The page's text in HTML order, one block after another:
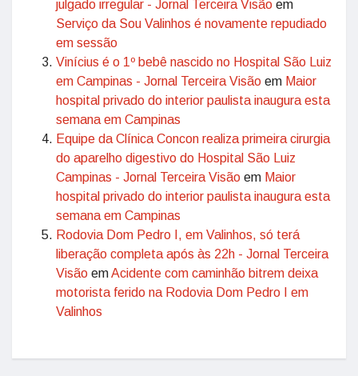
julgado irregular - Jornal Terceira Visão em
Serviço da Sou Valinhos é novamente repudiado
em sessão
Vinícius é o 1º bebê nascido no Hospital São Luiz
em Campinas - Jornal Terceira Visão em Maior
hospital privado do interior paulista inaugura esta
semana em Campinas
Equipe da Clínica Concon realiza primeira cirurgia
do aparelho digestivo do Hospital São Luiz
Campinas - Jornal Terceira Visão em Maior
hospital privado do interior paulista inaugura esta
semana em Campinas
Rodovia Dom Pedro I, em Valinhos, só terá
liberação completa após às 22h - Jornal Terceira
Visão emAcidente com caminhão bitrem deixa
motorista ferido na Rodovia Dom Pedro I em
Valinhos